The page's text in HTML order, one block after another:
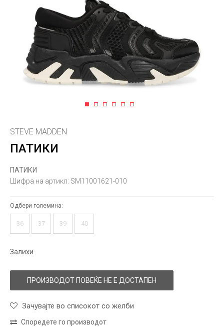
1 2 3 4 5 6
STEVE MADDEN
ПАТИКИ
ПАТИКИ
Шифра на артикл: SM11001621-010
Одбери големина:
36 37 39 40
Залихи
ПРОИЗВОДОТ ПОВЕЌЕ НЕ Е ДОСТАПЕН
Зачувајте во списокот со желби
Споредете го производот